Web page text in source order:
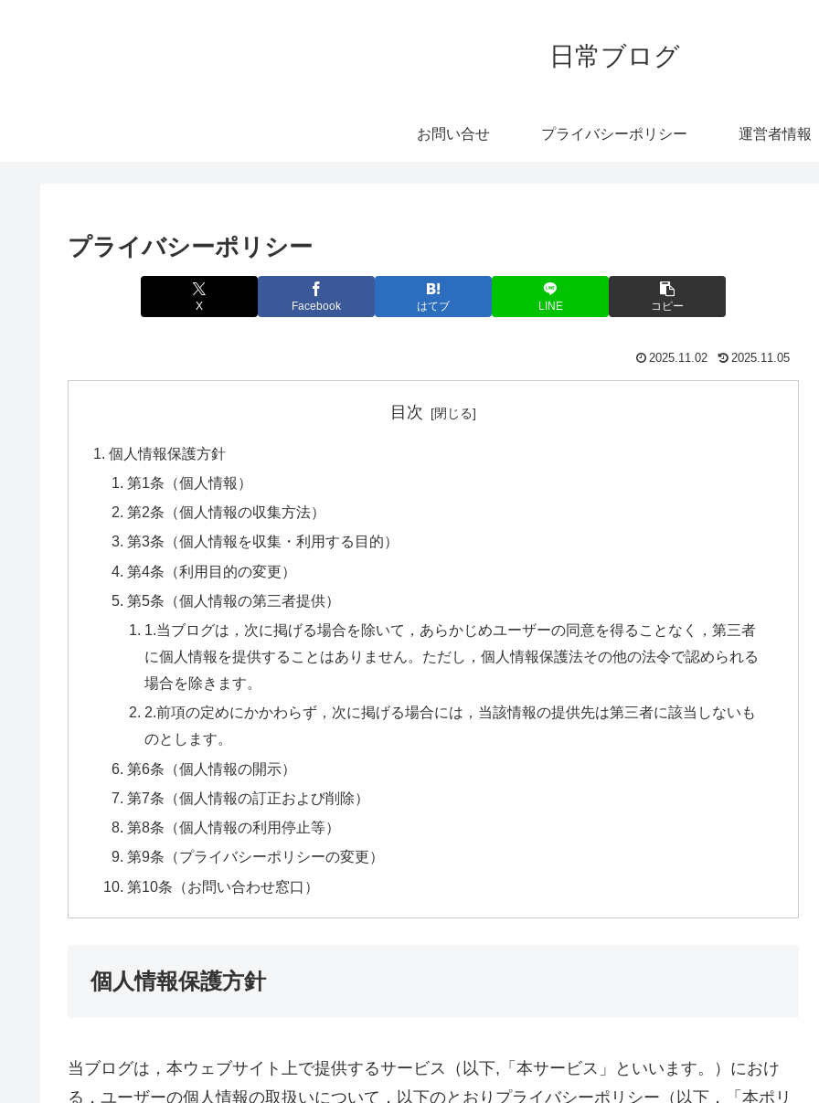
日常ブログ
お問い合せ プライバシーポリシー 運営者情報
プライバシーポリシー
X Facebook はてブ LINE コピー
2025.11.02 2025.11.05
目次
個人情報保護方針
第1条（個人情報）
第2条（個人情報の収集方法）
第3条（個人情報を収集・利用する目的）
第4条（利用目的の変更）
第5条（個人情報の第三者提供）
1.当ブログは，次に掲げる場合を除いて，あらかじめユーザーの同意を得ることなく，第三者
に個人情報を提供することはありません。ただし，個人情報保護法その他の法令で認められる
場合を除きます。
2.前項の定めにかかわらず，次に掲げる場合には，当該情報の提供先は第三者に該当しないも
のとします。
第6条（個人情報の開示）
第7条（個人情報の訂正および削除）
第8条（個人情報の利用停止等）
第9条（プライバシーポリシーの変更）
第10条（お問い合わせ窓口）
個人情報保護方針
当ブログは，本ウェブサイト上で提供するサービス（以下,「本サービス」といいます。）におけ
る，ユーザーの個人情報の取扱いについて，以下のとおりプライバシーポリシー（以下，「本ポリ